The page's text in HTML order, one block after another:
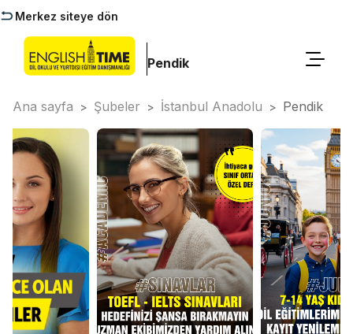
Merkez siteye dön
Pendik
Ana sayfa > Şubeler > İstanbul Anadolu > Pendik